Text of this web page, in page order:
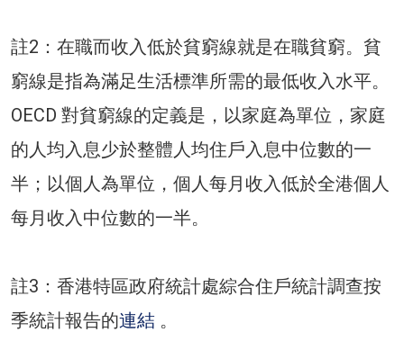
註2：在職而收入低於貧窮線就是在職貧窮。貧
窮線是指為滿足生活標準所需的最低收入水平。
OECD 對貧窮線的定義是，以家庭為單位，家庭
的人均入息少於整體人均住戶入息中位數的一
半；以個人為單位，個人每月收入低於全港個人
每月收入中位數的一半。
註3：香港特區政府統計處綜合住戶統計調查按
季統計報告的連結 。